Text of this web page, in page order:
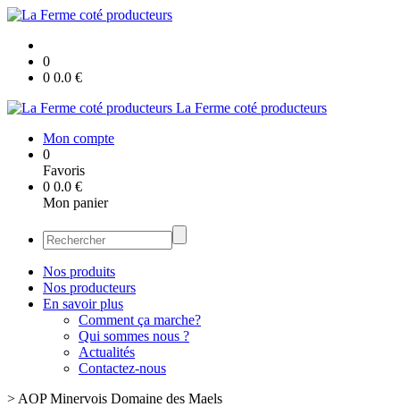
0
0 0.0 €
La Ferme coté producteurs
Mon compte
0
Favoris
0 0.0 €
Mon panier
Nos produits
Nos producteurs
En savoir plus
Comment ça marche?
Qui sommes nous ?
Actualités
Contactez-nous
> AOP Minervois Domaine des Maels